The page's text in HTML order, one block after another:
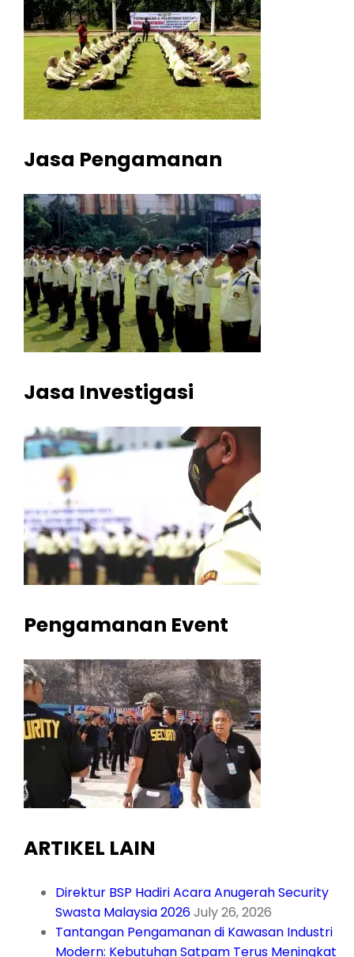
Jasa Pengamanan
Jasa Investigasi
Pengamanan Event
ARTIKEL LAIN
Direktur BSP Hadiri Acara Anugerah Security
Swasta Malaysia 2026July 26, 2026
Tantangan Pengamanan di Kawasan Industri
Modern: Kebutuhan Satpam Terus Meningkat